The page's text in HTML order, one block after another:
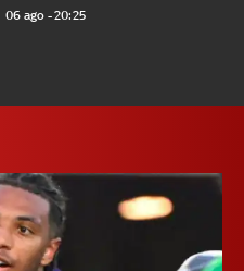
06 ago - 20:25